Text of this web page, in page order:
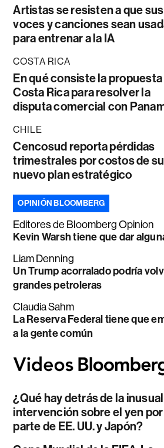
Artistas se resisten a que sus
voces y canciones sean
para entrenar a la IA
COSTA RICA
En qué consiste la
Costa Rica para resolver la
disputa comercial con
CHILE
Cencosud reporta pérdidas
trimestrales por costos de su
nuevo plan estratégico
OPINIÓN BLOOMBERG
Editores de Bloomberg Opinion
Kevin Warsh tiene que dar
Liam Denning
Un Trump acorralado podría
grandes petroleras
Claudia Sahm
La Reserva Federal tiene que
a la gente común
¿Qué hay detrás de la inusual
intervención sobre el yen por
parte de EE. UU. y Japón?